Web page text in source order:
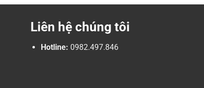
Liên hệ chúng tôi
Hotline: 0982.497.846